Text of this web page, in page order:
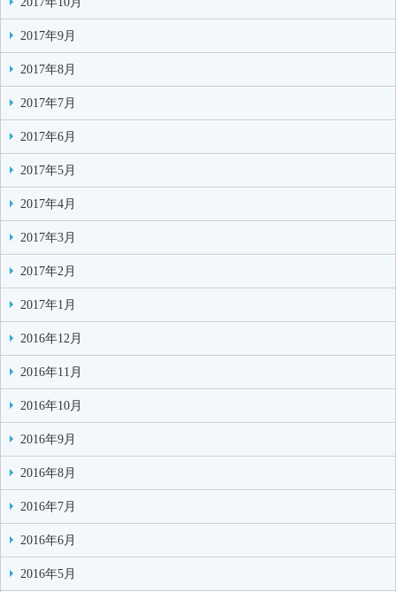
2017年9月
2017年8月
2017年7月
2017年6月
2017年5月
2017年4月
2017年3月
2017年2月
2017年1月
2016年12月
2016年11月
2016年10月
2016年9月
2016年8月
2016年7月
2016年6月
2016年5月